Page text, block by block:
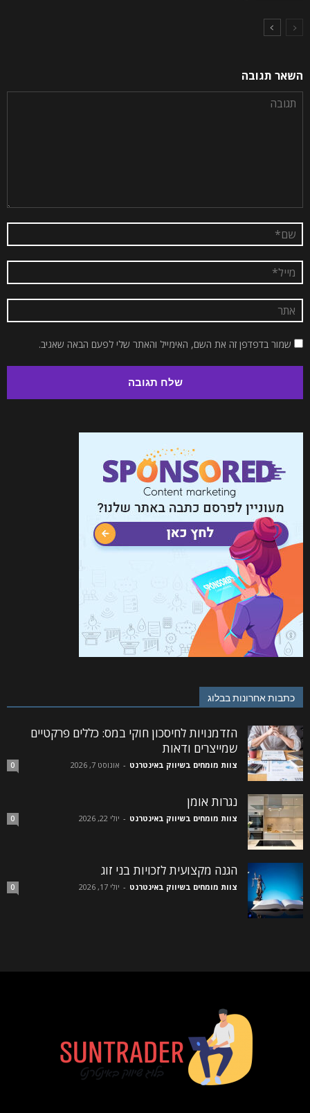
השאר תגובה
שמור בדפדפן זה את השם, האימייל והאתר שלי לפעם הבאה שאגיב.
כתבות אחרונות בבלוג
הזדמנויות לחיסכון חוקי במס: כללים פרקטיים
שמייצרים ודאות
צוות מומחים בשיווק באינטרנט - אוגוסט 7, 2026 0
נגרות אומן
צוות מומחים בשיווק באינטרנט - יולי 22, 2026 0
הגנה מקצועית לזכויות בני זוג
צוות מומחים בשיווק באינטרנט - יולי 17, 2026 0